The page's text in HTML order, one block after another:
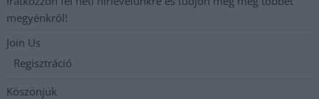
megyénkről!
Join Us
Regisztráció
Köszönjük